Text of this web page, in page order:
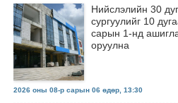
Нийслэлийн 30
сургуулийг 10
сарын 1-нд
оруулна
2026 оны 08-р сарын 06 өдөр, 13:30